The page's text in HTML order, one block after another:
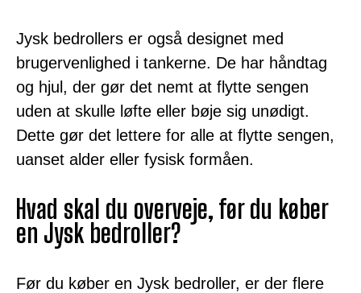
Jysk bedrollers er også designet med
brugervenlighed i tankerne. De har håndtag
og hjul, der gør det nemt at flytte sengen
uden at skulle løfte eller bøje sig unødigt.
Dette gør det lettere for alle at flytte sengen,
uanset alder eller fysisk formåen.
Hvad skal du overveje, før du køber
en Jysk bedroller?
Før du køber en Jysk bedroller, er der flere